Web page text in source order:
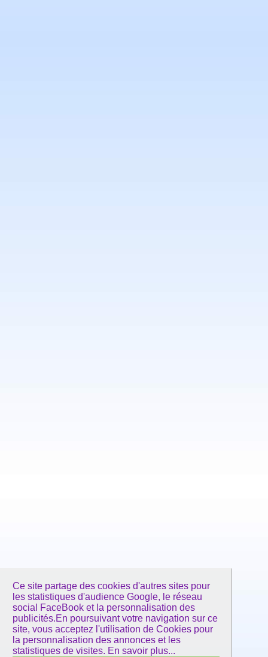
Ce site partage des cookies d'autres sites pour
les statistiques d'audience Google, le réseau
social FaceBook et la personnalisation des
publicités.En poursuivant votre navigation sur ce
site, vous acceptez l'utilisation de Cookies pour
la personnalisation des annonces et les
statistiques de visites. En savoir plus...